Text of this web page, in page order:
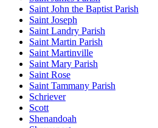
Saint John the Baptist Parish
Saint Joseph
Saint Landry Parish
Saint Martin Parish
Saint Martinville
Saint Mary Parish
Saint Rose
Saint Tammany Parish
Schriever
Scott
Shenandoah